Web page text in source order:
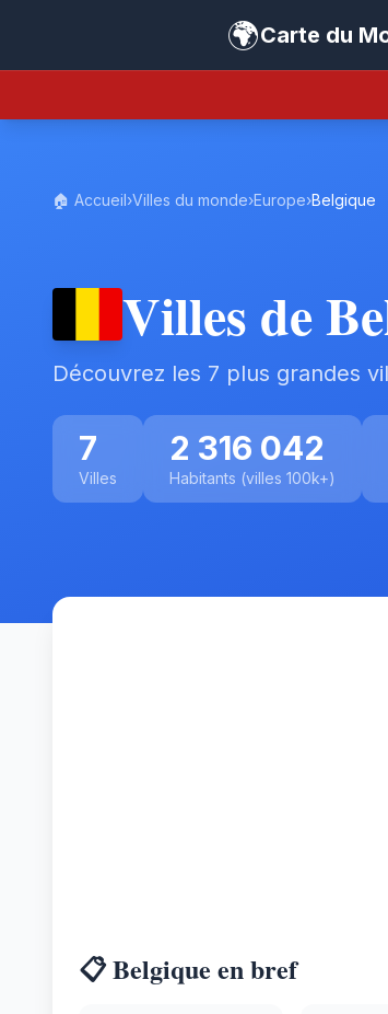
🌍Carte du
🏠 Accueil›Villes du monde›Europe›Belgique
Villes de
Découvrez les 7 plus grandes
7
Villes
2 316 042
Habitants (villes 100k+)
📋 Belgique en bref